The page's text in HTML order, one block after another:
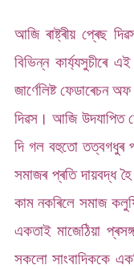
আজি ৰাষ্ট্ৰীয় প্ৰেছ
বিভিন্ন কাৰ্য্যসুচীৰে
জাৰ্ণেলিষ্ট ফেডাৰেচন
দিৱস। আজি উদযাপিত
দি গল বহুতো তত্বগধুৰ
সমাজৰ প্ৰতি দায়বদ্ধ
কাম নকৰিলে সমাজ
একতাই মাজেঠিয়া
সকলো সাংবাদিককে